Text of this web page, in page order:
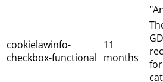
cookielawinfo-
checkbox-functional
11
months